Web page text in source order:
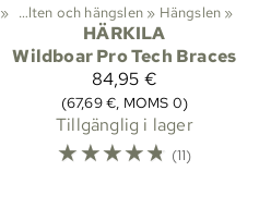
‪»
‪» Bälten och hängslen ‪» Hängslen ‪»
HÄRKILA
Wildboar Pro Tech Braces
84,95 €
(67,69 €, MOMS 0)
Tillgänglig i lager
☆☆☆☆☆ (11)